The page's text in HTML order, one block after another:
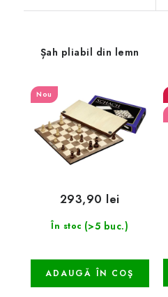
Șah pliabil din lemn
Nou
În stoc (>5 buc.)
293,90 lei
ADAUGĂ ÎN COŞ